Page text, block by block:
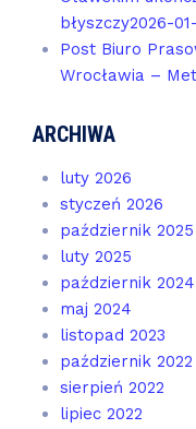
błyszczy2026-
Post Biuro
Wrocławia –
ARCHIWA
luty 2026
styczeń 2026
październik 2025
luty 2025
październik 2024
maj 2024
listopad 2023
październik 2022
sierpień 2022
lipiec 2022